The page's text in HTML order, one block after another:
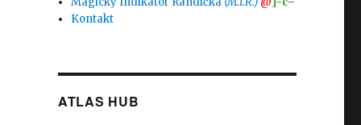
Kontakt
ATLAS HUB